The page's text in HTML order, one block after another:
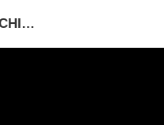
复杂高危患者的合理化治疗（CHIP）